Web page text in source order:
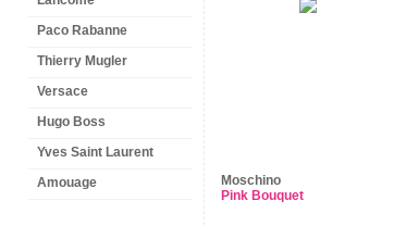
Paco Rabanne
Thierry Mugler
Versace
Hugo Boss
Yves Saint Laurent
Amouage
Moschino
Pink Bouquet